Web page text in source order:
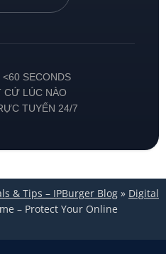
<60 SECONDS
CỨ LÚC NÀO
TUYẾN 24/7
& Tips – IPBurger Blog » Digital
– Protect Your Online